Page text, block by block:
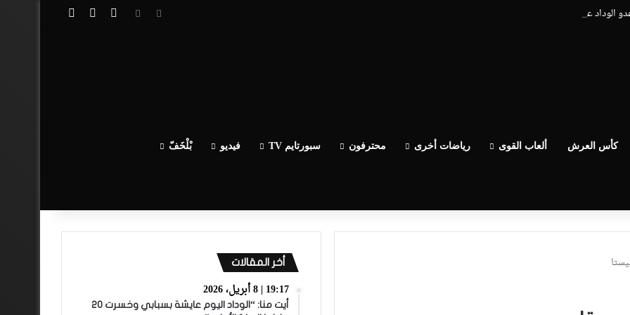
الوداد عيط ليهم قاضي التحقيق.. دابا حتى شي واحد ما بقا باغي يعاون” تسجيل الدخول
مقال عشوائي
كأس العرش ألعاب القوى رياضات أخرى محترفون سبورتايم TV فيديو بْلْخَفّ
أخر المقالات
19:17 | 8 أبريل، 2026
أيت منا: “الوداد اليوم عايشة بسبابي وخسرت 20